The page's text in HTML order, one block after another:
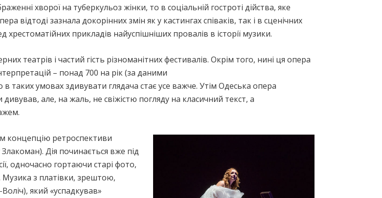
хворої на туберкульоз жінки, то в соціальній гостроті дійства, яке
відтоді зазнала докорінних змін як у кастингах співаків, так і в сценічних
прикладів найуспішніших провалів в історії музики.
театрів і частий гість різноманітних фестивалів. Окрім того, нині ця опера
– понад 700 на рік (за даними
умовах здивувати глядача стає усе важче. Утім Одеська опера
але, на жаль, не свіжістю погляду на класичний текст, а
концепцію ретроспективи
Дія починається вже під
одночасно гортаючи старі фото,
Музика з платівки, зрештою,
який «успадкував»